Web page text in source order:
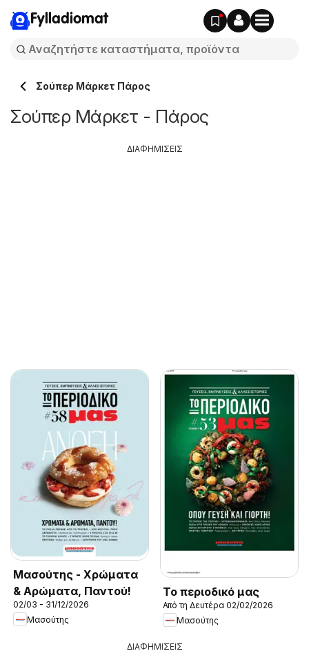
Fylladiomat
Σούπερ Μάρκετ Πάρος
Σούπερ Μάρκετ - Πάρος
Μασούτης - Χρώματα
& Αρώματα, Παντού!
02/03 - 31/12/2026
Μασούτης
Το περιοδικό μας
Από τη Δευτέρα 02/02/2026
Μασούτης
ΔΙΑΦΗΜΙΣΕΙΣ
ΔΙΑΦΗΜΙΣΕΙΣ